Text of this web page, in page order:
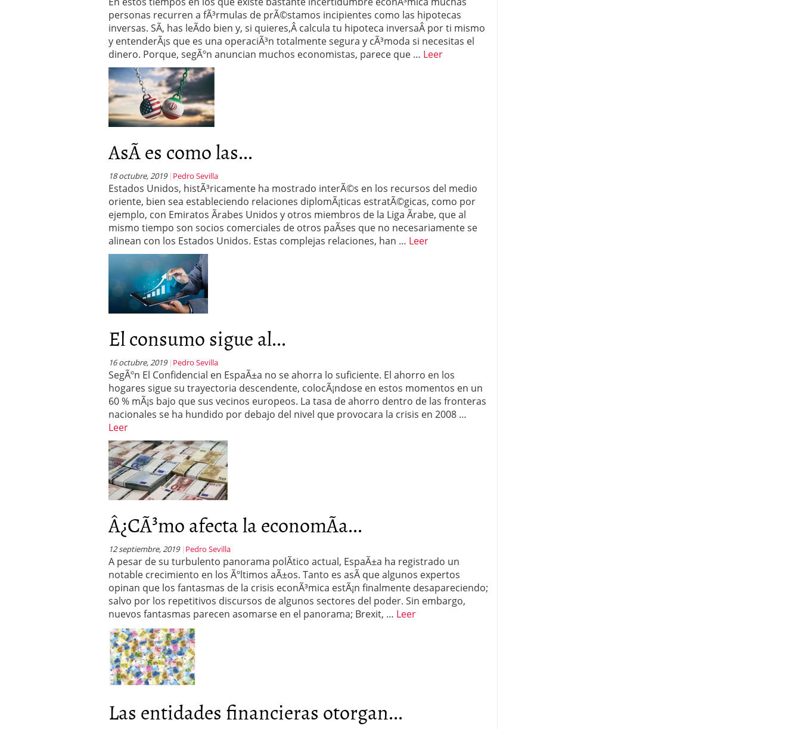
personas recurren a fÃ³rmulas de prÃ©stamos incipientes como las hipotecas
inversas. SÃ­, has leÃ­do bien y, si quieres,Â calcula tu hipoteca inversaÂ por ti mismo
y entenderÃ¡s que es una operaciÃ³n totalmente segura y cÃ³moda si necesitas el
dinero. Porque, segÃºn anuncian muchos economistas, parece que … Leer
AsÃ­ es como las...
18 octubre, 2019 Pedro Sevilla
Estados Unidos, histÃ³ricamente ha mostrado interÃ©s en los recursos del medio
oriente, bien sea estableciendo relaciones diplomÃ¡ticas estratÃ©gicas, como por
ejemplo, con Emiratos Ãrabes Unidos y otros miembros de la Liga Ãrabe, que al
mismo tiempo son socios comerciales de otros paÃ­ses que no necesariamente se
alinean con los Estados Unidos. Estas complejas relaciones, han … Leer
El consumo sigue al...
16 octubre, 2019 Pedro Sevilla
SegÃºn El Confidencial en EspaÃ±a no se ahorra lo suficiente. El ahorro en los
hogares sigue su trayectoria descendente, colocÃ¡ndose en estos momentos en un
60 % mÃ¡s bajo que sus vecinos europeos. La tasa de ahorro dentro de las fronteras
nacionales se ha hundido por debajo del nivel que provocara la crisis en 2008 …
Leer
Â¿CÃ³mo afecta la economÃ­a...
12 septiembre, 2019 Pedro Sevilla
A pesar de su turbulento panorama polÃ­tico actual, EspaÃ±a ha registrado un
notable crecimiento en los Ãºltimos aÃ±os. Tanto es asÃ­ que algunos expertos
opinan que los fantasmas de la crisis econÃ³mica estÃ¡n finalmente desapareciendo;
salvo por los repetitivos discursos de algunos sectores del poder. Sin embargo,
nuevos fantasmas parecen asomarse en el panorama; Brexit, … Leer
Las entidades financieras otorgan...